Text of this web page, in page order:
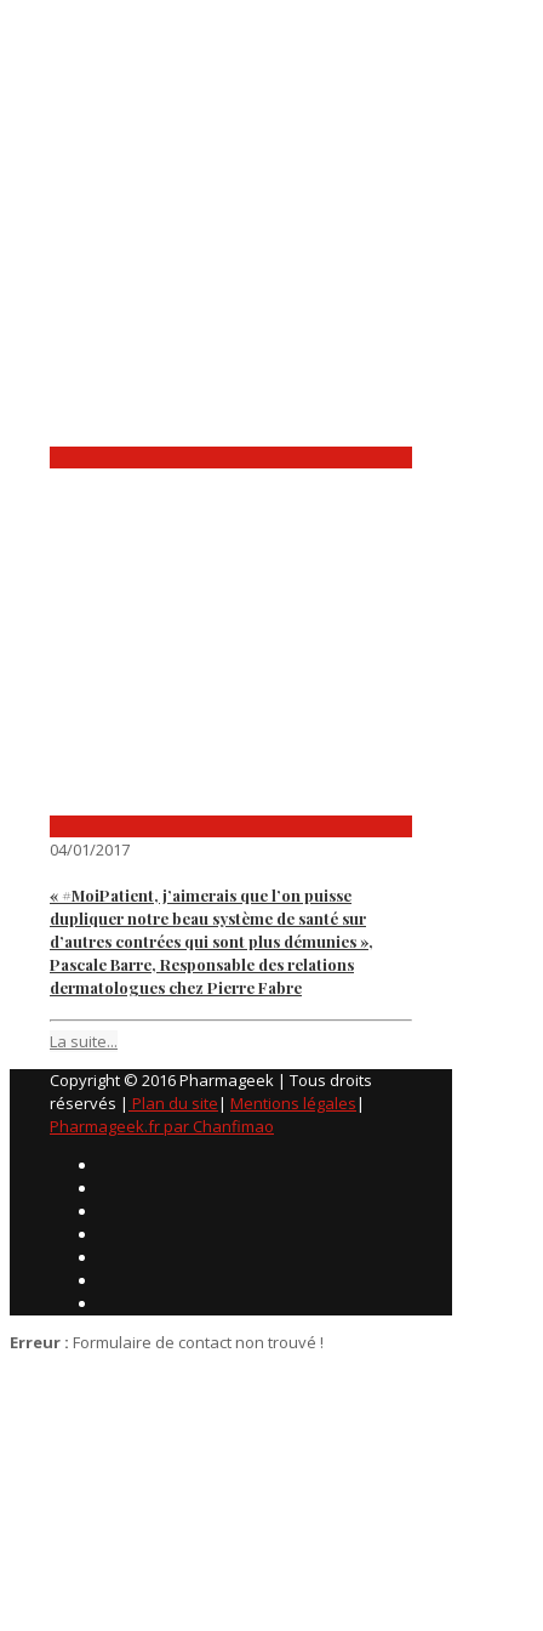
04/01/2017
« #MoiPatient, j’aimerais que l’on puisse
dupliquer notre beau système de santé sur
d’autres contrées qui sont plus démunies »,
Pascale Barre, Responsable des relations
dermatologues chez Pierre Fabre
La suite...
Copyright © 2016 Pharmageek | Tous droits
réservés | Plan du site| Mentions légales|
Pharmageek.fr par Chanfimao
Erreur : Formulaire de contact non trouvé !